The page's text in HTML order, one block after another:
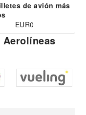
de avión más
EUR0